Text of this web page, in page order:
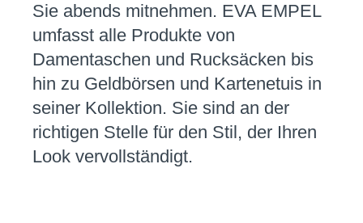
Sie abends mitnehmen. EVA EMPEL
umfasst alle Produkte von
Damentaschen und Rucksäcken bis
hin zu Geldbörsen und Kartenetuis in
seiner Kollektion. Sie sind an der
richtigen Stelle für den Stil, der Ihren
Look vervollständigt.